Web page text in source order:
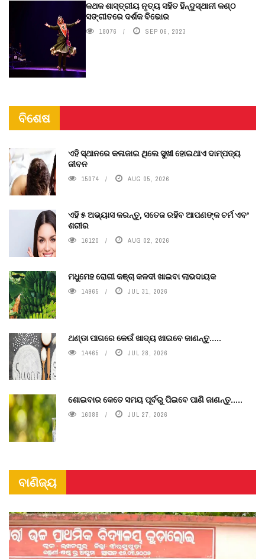
କଥକ ଶାସ୍ତ୍ରୀୟ ନୃତ୍ୟ ସହିତ ହିନ୍ଦୁସ୍ଥାନୀ କଣ୍ଠ
ସଙ୍ଗୀତରେ ଦର୍ଶକ ବିଭୋର
18076 SEP 06, 2023
ବିଶେଷ
ଏହି ସ୍ଥାନରେ କଳାଜାଇ ଥିଲେ ସୁଖୀ ହୋଇଥାଏ ଦାମ୍ପତ୍ୟ
ଜୀବନ
15074 AUG 05, 2026
ଏହି ୫ ଅଭ୍ୟାସ କରନ୍ତୁ, ସତେଜ ରହିବ ଆପଣଙ୍କ ଚର୍ମ ଏବଂ
ଶରୀର
16120 AUG 02, 2026
ମଧୁମେହ ରୋଗୀ କଞ୍ଚା କଳଦୀ ଖାଇବା ଲାଭଦାୟକ
14965 JUL 31, 2026
ଥଣ୍ଡା ପାଗରେ କେଉଁ ଖାଦ୍ୟ ଖାଇବେ ଜାଣନ୍ତୁ.....
14465 JUL 28, 2026
ଶୋଇବାର କେତେ ସମୟ ପୂର୍ବରୁ ପିଇବେ ପାଣି ଜାଣନ୍ତୁ.....
16088 JUL 27, 2026
ବାଣିଜ୍ୟ